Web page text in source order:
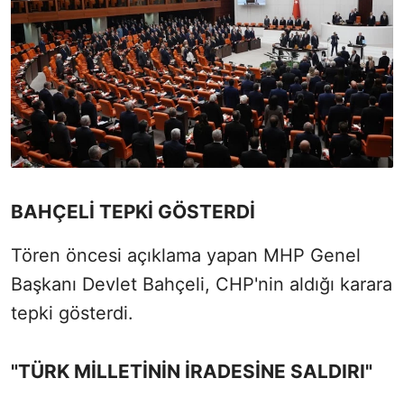
BAHÇELİ TEPKİ GÖSTERDİ
Tören öncesi açıklama yapan MHP Genel
Başkanı Devlet Bahçeli, CHP'nin aldığı karara
tepki gösterdi.
"TÜRK MİLLETİNİN İRADESİNE SALDIRI"